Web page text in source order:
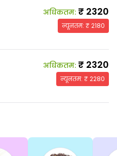
अधिकतम: ₹ 2320
न्यूनतम: ₹2180
अधिकतम: ₹ 2320
न्यूनतम: ₹2280